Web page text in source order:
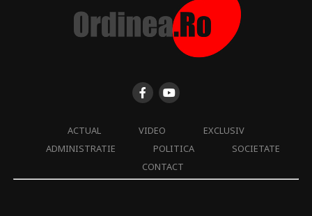
ACTUAL VIDEO
EXCLUSIV
ADMINISTRATIE
POLITICA
SOCIETATE
CONTACT